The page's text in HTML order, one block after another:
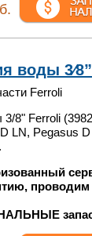
воды
Ferroli
8" Ferroli
LN, Pegasus
проводим